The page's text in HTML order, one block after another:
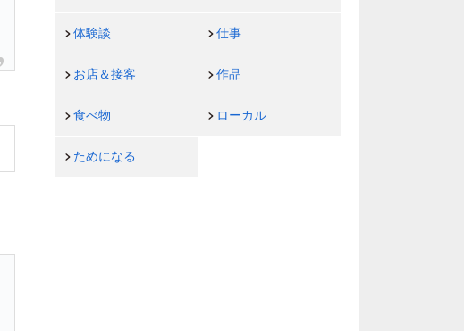
体験談 仕事
お店＆接客 作品
食べ物 ローカル
ためになる